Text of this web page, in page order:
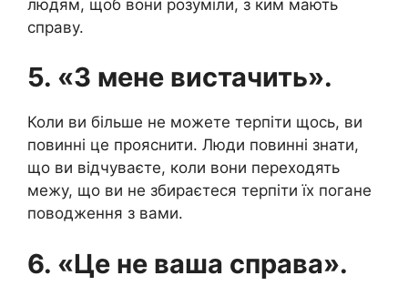
людям, щоб вони розуміли, з ким мають
справу.
5. «З мене вистачить».
Коли ви більше не можете терпіти щось, ви
повинні це прояснити. Люди повинні знати,
що ви відчуваєте, коли вони переходять
межу, що ви не збираєтеся терпіти їх погане
поводження з вами.
6. «Це не ваша справа».